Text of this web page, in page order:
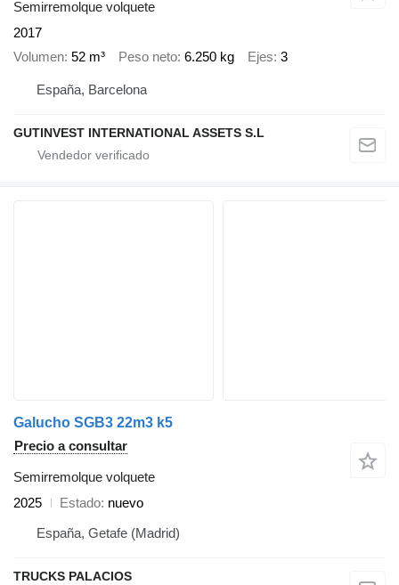
Semirremolque volquete
2017
Volumen 52 m³ Peso neto 6.250 kg Ejes 3
España, Barcelona
GUTINVEST INTERNATIONAL ASSETS S.L
Galucho SGB3 22m3 k5
Precio a consultar
Semirremolque volquete
2025
Estado nuevo
España, Getafe (Madrid)
TRUCKS PALACIOS